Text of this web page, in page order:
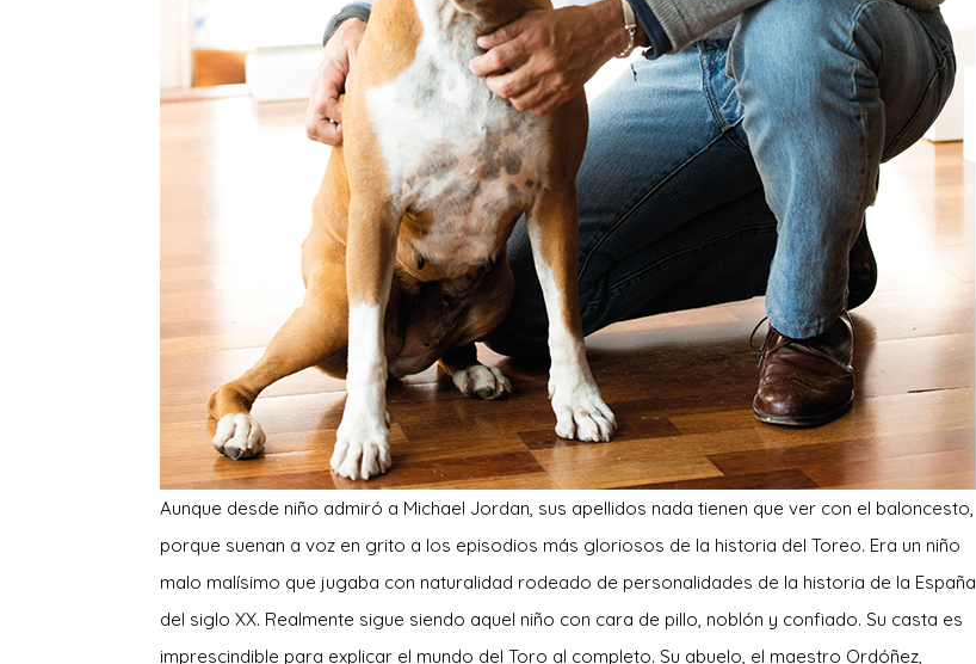
Aunque desde niño admiró a Michael Jordan, sus apellidos nada tienen que ver con el baloncesto,
porque suenan a voz en grito a los episodios más gloriosos de la historia del Toreo. Era un niño
malo malísimo que jugaba con naturalidad rodeado de personalidades de la historia de la España
del siglo XX. Realmente sigue siendo aquel niño con cara de pillo, noblón y confiado. Su casta es
imprescindible para explicar el mundo del Toro al completo. Su abuelo, el maestro Ordóñez,